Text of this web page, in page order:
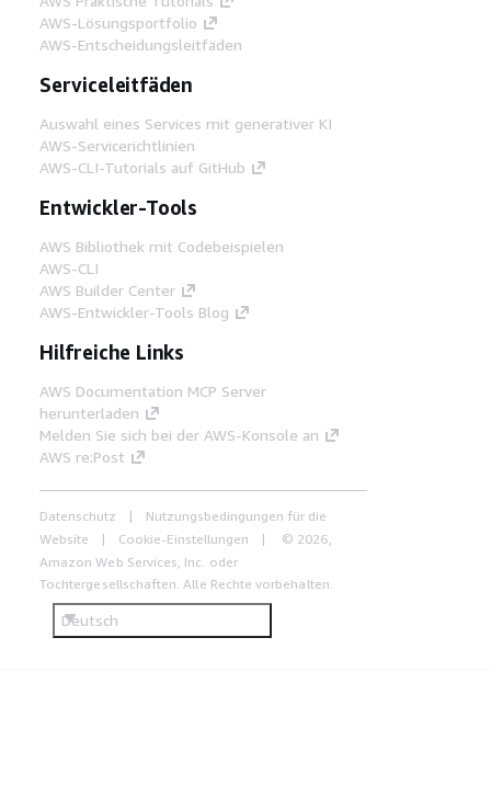
AWS-Lösungsportfolio
AWS-Entscheidungsleitfäden
Serviceleitfäden
Auswahl eines Services mit generativer KI
AWS-Servicerichtlinien
AWS-CLI-Tutorials auf GitHub
Entwickler-Tools
AWS Bibliothek mit Codebeispielen
AWS-CLI
AWS Builder Center
AWS-Entwickler-Tools Blog
Hilfreiche Links
AWS Documentation MCP Server
herunterladen
Melden Sie sich bei der AWS-Konsole an
AWS re:Post
Datenschutz
Nutzungsbedingungen für die
Website
Cookie-Einstellungen
© 2026,
Amazon Web Services, Inc. oder
Tochtergesellschaften. Alle Rechte vorbehalten.
Deutsch